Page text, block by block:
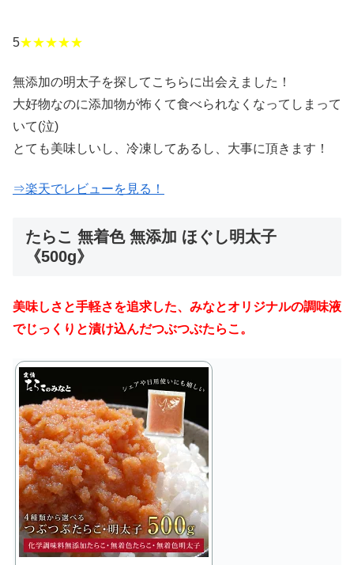
5★★★★★
無添加の明太子を探してこちらに出会えました！
大好物なのに添加物が怖くて食べられなくなってしまって
いて(泣)
とても美味しいし、冷凍してあるし、大事に頂きます！
⇒楽天でレビューを見る！
たらこ 無着色 無添加 ほぐし明太子
《500g》
美味しさと手軽さを追求した、みなとオリジナルの調味液
でじっくりと漬け込んだつぶつぶたらこ。